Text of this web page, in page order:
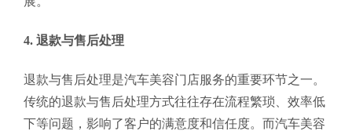
4. 退款与售后处理
退款与售后处理是汽车美容门店服务的重要环节之一。
传统的退款与售后处理方式往往存在流程繁琐、效率低
下等问题，影响了客户的满意度和信任度。而汽车美容